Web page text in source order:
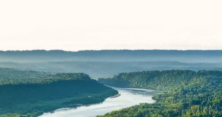
Hinsicht Teil unserer Familie war, sowie der Guide,
der uns im Nebelwald zwei Tage durch den Wald
geführt hat und ein unglaubliches Wissen und eine
beeindruckende Erfahrung hatte (leider sind wir uns
hinsichtlich seines Namens nicht ganz sicher).
Familie Braun, Berlin